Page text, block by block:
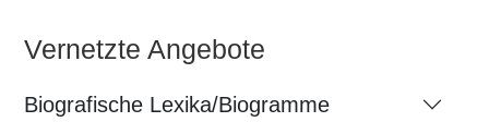
Vernetzte Angebote
Biografische Lexika/Biogramme